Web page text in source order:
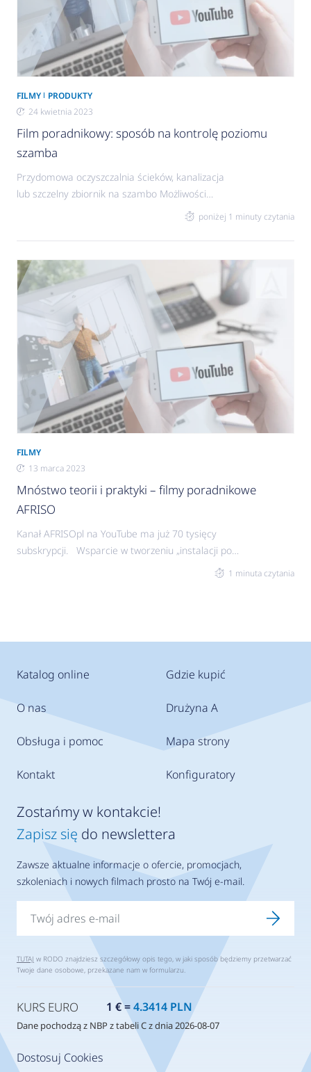
FILMY
PRODUKTY
24 kwietnia 2023
Film poradnikowy: sposób na kontrolę poziomu
szamba
Przydomowa oczyszczalnia ścieków, kanalizacja
lub szczelny zbiornik na szambo Możliwości
usuwania nieczystości jest kilka. Dlatego jest to
domu. Decydując się na szambo, trzeba
pamiętać, aby nie dopuścić do jego przepełnienia i
zalania ogrodu. Z drugiej strony nie warto wzywać
wozu asenizacyjnego za wcześnie i przepłacać za
opróżnianie niepełnego zbiornika. Kontrola
poziomu nieczystości Prostym sposobem na
poniżej 1 minuty czytania
FILMY
13 marca 2023
Mnóstwo teorii i praktyki – filmy poradnikowe
AFRISO
Kanał AFRISOpl na YouTube ma już 70 tysięcy
subskrypcji. Wsparcie w tworzeniu „instalacji pod
wybrać produkty, pokazujemy
1 minuta czytania
Katalog online
O nas
Obsługa i pomoc
Kontakt
Gdzie kupić
Drużyna A
Mapa strony
Konfiguratory
Dostosuj Cookies
Zostańmy w kontakcie!
Zapisz się do newslettera
Zawsze aktualne informacje o ofercie, promocjach,
szkoleniach i nowych filmach prosto na Twój e-mail.
TUTAJ w RODO znajdziesz szczegółowy opis tego, w jaki sposób będziemy przetwarzać
Twoje dane osobowe, przekazane nam w formularzu.
KURS EURO 1 € =4.3414 PLN
Dane pochodzą z NBP z tabeli C z dnia 2026-08-07